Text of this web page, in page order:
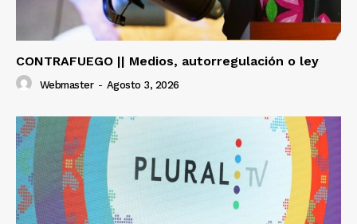
CONTRAFUEGO || Medios, autorregulación o ley
Webmaster - Agosto 3, 2026